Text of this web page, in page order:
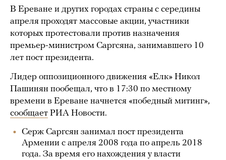
В Ереване и других городах страны с середины
апреля проходят массовые акции, участники
которых протестовали против назначения
премьер-министром Саргсяна, занимавшего 10
лет пост президента.
Лидер оппозиционного движения «Елк» Никол
Пашинян пообещал, что в 17:30 по местному
времени в Ереване начнется «победный митинг»,
сообщает РИА Новости.
Серж Саргсян занимал пост президента
Армении с апреля 2008 года по апрель 2018
года. За время его нахождения у власти